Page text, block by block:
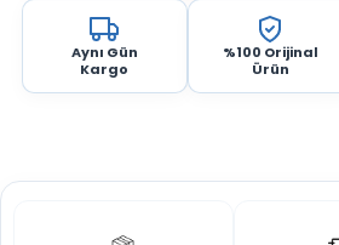
Aynı Gün
Kargo
%100 Orijinal
Ürün